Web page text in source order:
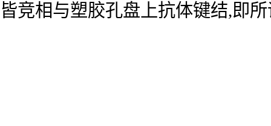
皆竞相与塑胶孔盘上抗体键结,即